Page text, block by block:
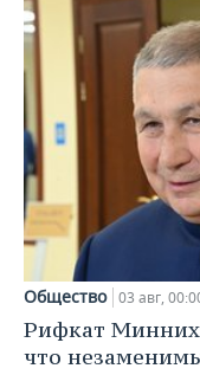
Общество 03 авг,
Рифкат
что